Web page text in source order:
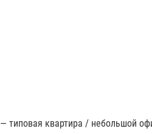
— типовая квартира / небольшой